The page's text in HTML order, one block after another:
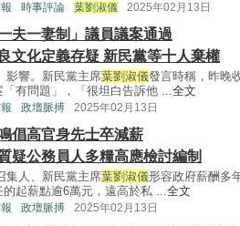
時事評論 葉劉淑儀 2025年02月13日
夫一妻制」議員議案通過
文化定義存疑 新民黨等十人棄權
影響。新民黨主席葉劉淑儀發言時稱，昨晚
「有問題」，「很坦白告訴他 ...全文
政壇脈搏 2025年02月13日
倡高官身先士卒減薪
疑公務員人多糧高應檢討編制
集人、新民黨主席葉劉淑儀形容政府薪酬多
的起薪點逾6萬元，遠高於私 ...全文
政壇脈搏 2025年02月13日